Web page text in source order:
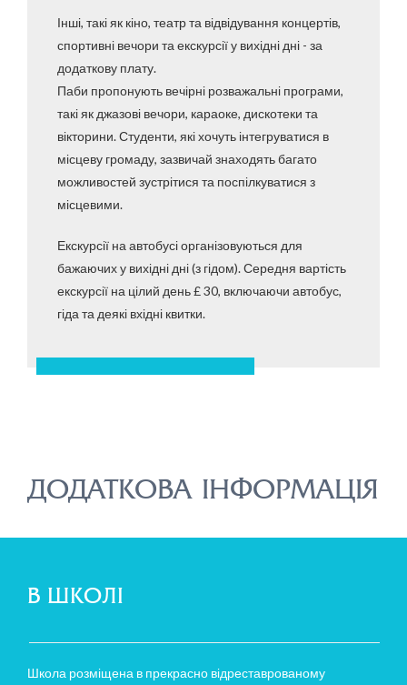
Інші, такі як кіно, театр та відвідування концертів,
спортивні вечори та екскурсії у вихідні дні - за
додаткову плату.
Паби пропонують вечірні розважальні програми,
такі як джазові вечори, караоке, дискотеки та
вікторини. Студенти, які хочуть інтегруватися в
місцеву громаду, зазвичай знаходять багато
можливостей зустрітися та поспілкуватися з
місцевими.
Екскурсії на автобусі організовуються для
бажаючих у вихідні дні (з гідом). Середня вартість
екскурсії на цілий день £ 30, включаючи автобус,
гіда та деякі вхідні квитки.
ДОДАТКОВА ІНФОРМАЦІЯ
В ШКОЛІ
Школа розміщена в прекрасно відреставрованому